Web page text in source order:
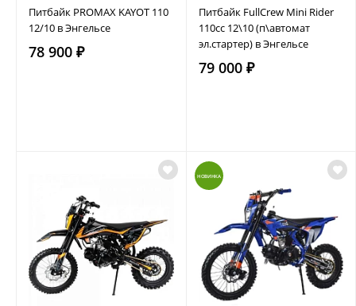
Питбайк PROMAX KAYOT 110
12/10 в Энгельсе
78 900 ₽
Питбайк FullCrew Mini Rider
110сс 12\10 (п\автомат
эл.стартер) в Энгельсе
79 000 ₽
НОВИНКА